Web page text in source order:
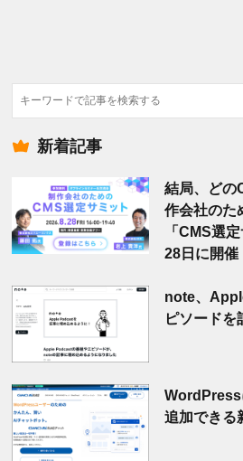
検
索
新着記事
結局、どの
作会社のた
「CMS選
28日に開催
note、
ピソードを
WordPress
追加できる